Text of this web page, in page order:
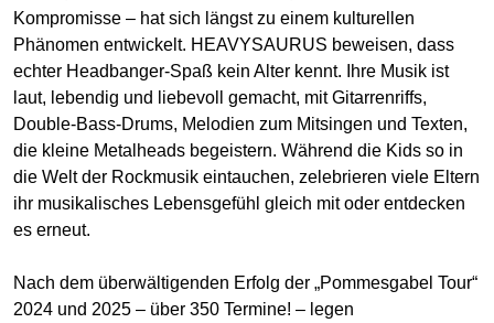
Kompromisse – hat sich längst zu einem kulturellen
Phänomen entwickelt. HEAVYSAURUS beweisen, dass
echter Headbanger-Spaß kein Alter kennt. Ihre Musik ist
laut, lebendig und liebevoll gemacht, mit Gitarrenriffs,
Double-Bass-Drums, Melodien zum Mitsingen und Texten,
die kleine Metalheads begeistern. Während die Kids so in
die Welt der Rockmusik eintauchen, zelebrieren viele Eltern
ihr musikalisches Lebensgefühl gleich mit oder entdecken
es erneut.
Nach dem überwältigenden Erfolg der „Pommesgabel Tour“
2024 und 2025 – über 350 Termine! – legen